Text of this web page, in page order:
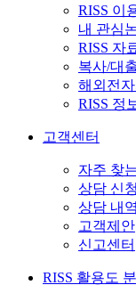
RISS 이
내 관심
RISS 자
복사/대
해외전
RISS 정
고객센터
자주 찾
상담 신청
상담 내
고객제안
신고센터
RISS 활용도